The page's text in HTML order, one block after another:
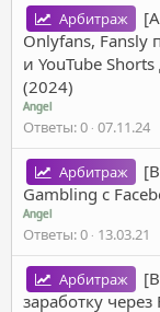
Арбитраж
Onlyfans, Fansly
и YouTube
(2024)
Angel
Ответы 0 07.11.24
Арбитраж
Gambling с
Angel
Ответы 0 13.03.21
Арбитраж
заработку